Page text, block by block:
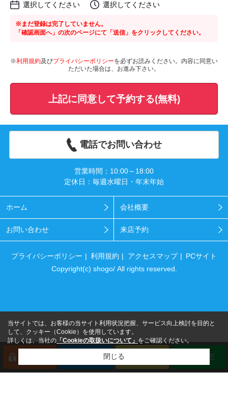
選択してください
選択してください
※まだ登録は完了していません。
「確認画面へ」の次のページにて「送信」をクリックしてください。
※利用規約及びプライバシーポリシーを必ずお読みください。内容に同意い
ただいた場合は、お進み下さい。
上記に同意して予約する(無料)
電話でお問い合わせ
営業時間：10:00～18:00
定休日：毎週水曜日・年末年始
ホーム 会社概要
お問い合わせ 来店予約
プライバシーポリシー 利用規約 アクセスマップ
PCサイト
Copyright(c) shogo/ All rights reserved.
来店予約 LINE
当サイトでは、お客様の当サイト利用状況把握、サービス向上検討を目的と
して、クッキー（Cookie）を使用しています。
詳しくは、当社の「Cookieの取扱いについて」をご確認ください。
閉じる